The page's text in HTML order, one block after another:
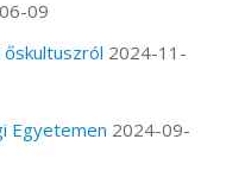
09
őskultuszról 2024-11-
Egyetemen 2024-09-